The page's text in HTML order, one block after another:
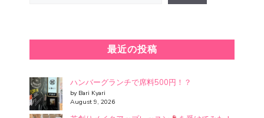
最近の投稿
ハンバーグランチで席料500円！？
by Bari Kyari
August 9, 2026